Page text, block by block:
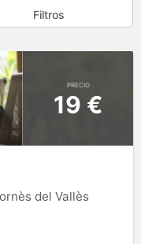
Filtros
PRECIO
19 €
del Vallès